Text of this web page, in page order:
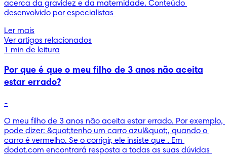
acerca da gravidez e da maternidade. Conteúdo
desenvolvido por especialistas
Ler mais
Ver artigos relacionados
1 min de leitura
Por que é que o meu filho de 3 anos não aceita
estar errado?
-
O meu filho de 3 anos não aceita estar errado. Por exemplo,
pode dizer: &quot;tenho um carro azul&quot;, quando o
carro é vermelho. Se o corrigir, ele insiste que . Em
dodot.com encontrará resposta a todas as suas dúvidas